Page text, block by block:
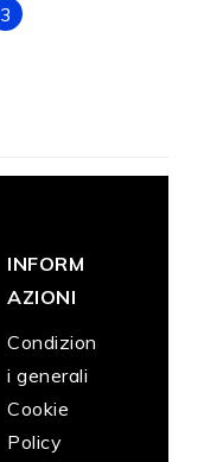
3
INFORM
AZIONI
Condizion
i generali
Cookie
Policy